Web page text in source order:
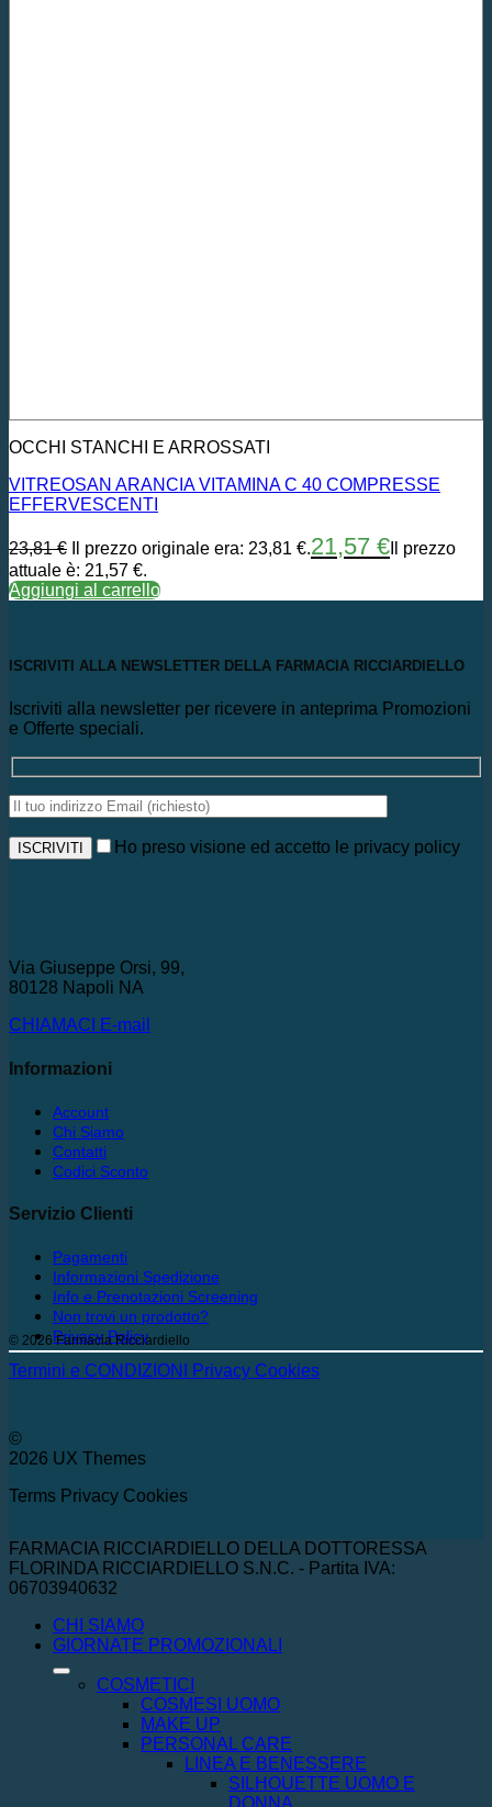
OCCHI STANCHI E ARROSSATI
VITREOSAN ARANCIA VITAMINA C 40 COMPRESSE
EFFERVESCENTI
23,81€ Il prezzo originale era: 23,81 €.21,57 € Il prezzo
attuale è: 21,57 €.
Aggiungi al carrello
ISCRIVITI ALLA NEWSLETTER DELLA FARMACIA RICCIARDIELLO
Iscriviti alla newsletter per ricevere in anteprima Promozioni
e Offerte speciali.
Ho preso visione ed accetto le privacy policy
Via Giuseppe Orsi, 99,
80128 Napoli NA
CHIAMACI
E-mail
Informazioni
Account
Chi Siamo
Contatti
Codici Sconto
Servizio Clienti
Pagamenti
Informazioni Spedizione
Info e Prenotazioni Screening
Non trovi un prodotto?
Privacy Policy
© 2026 Farmacia Ricciardiello
Termini e CONDIZIONI Privacy Cookies
©
2026 UX Themes
Terms Privacy Cookies
FARMACIA RICCIARDIELLO DELLA DOTTORESSA
FLORINDA RICCIARDIELLO S.N.C. - Partita IVA:
06703940632
CHI SIAMO
GIORNATE PROMOZIONALI
COSMETICI
COSMESI UOMO
MAKE UP
PERSONAL CARE
LINEA E BENESSERE
SILHOUETTE UOMO E